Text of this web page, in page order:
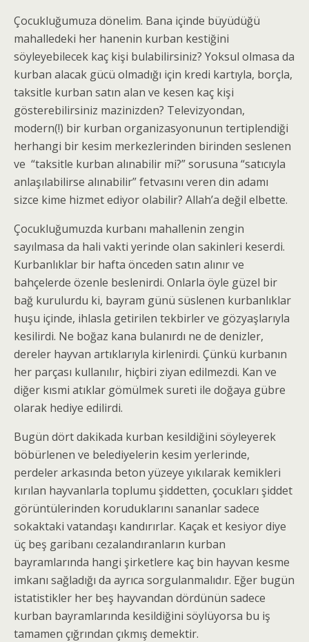
Çocukluğumuza dönelim. Bana içinde büyüdüğü
mahalledeki her hanenin kurban kestiğini
söyleyebilecek kaç kişi bulabilirsiniz? Yoksul olmasa da
kurban alacak gücü olmadığı için kredi kartıyla, borçla,
taksitle kurban satın alan ve kesen kaç kişi
gösterebilirsiniz mazinizden? Televizyondan,
modern(!) bir kurban organizasyonunun tertiplendiği
herhangi bir kesim merkezlerinden birinden seslenen
ve “taksitle kurban alınabilir mi?” sorusuna “satıcıyla
anlaşılabilirse alınabilir” fetvasını veren din adamı
sizce kime hizmet ediyor olabilir? Allah’a değil elbette.
Çocukluğumuzda kurbanı mahallenin zengin
sayılmasa da hali vakti yerinde olan sakinleri keserdi.
Kurbanlıklar bir hafta önceden satın alınır ve
bahçelerde özenle beslenirdi. Onlarla öyle güzel bir
bağ kurulurdu ki, bayram günü süslenen kurbanlıklar
huşu içinde, ihlasla getirilen tekbirler ve gözyaşlarıyla
kesilirdi. Ne boğaz kana bulanırdı ne de denizler,
dereler hayvan artıklarıyla kirlenirdi. Çünkü kurbanın
her parçası kullanılır, hiçbiri ziyan edilmezdi. Kan ve
diğer kısmi atıklar gömülmek sureti ile doğaya gübre
olarak hediye edilirdi.
Bugün dört dakikada kurban kesildiğini söyleyerek
böbürlenen ve belediyelerin kesim yerlerinde,
perdeler arkasında beton yüzeye yıkılarak kemikleri
kırılan hayvanlarla toplumu şiddetten, çocukları şiddet
görüntülerinden koruduklarını sananlar sadece
sokaktaki vatandaşı kandırırlar. Kaçak et kesiyor diye
üç beş garibanı cezalandıranların kurban
bayramlarında hangi şirketlere kaç bin hayvan kesme
imkanı sağladığı da ayrıca sorgulanmalıdır. Eğer bugün
istatistikler her beş hayvandan dördünün sadece
kurban bayramlarında kesildiğini söylüyorsa bu iş
tamamen çığrından çıkmış demektir.